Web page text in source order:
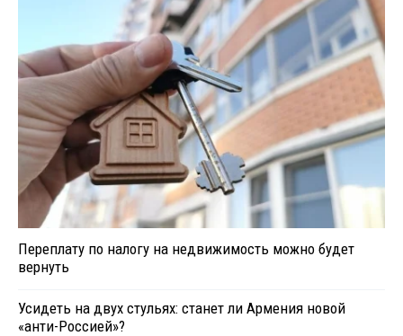
Переплату по налогу на недвижимость можно будет
вернуть
Усидеть на двух стульях: станет ли Армения новой
«анти-Россией»?